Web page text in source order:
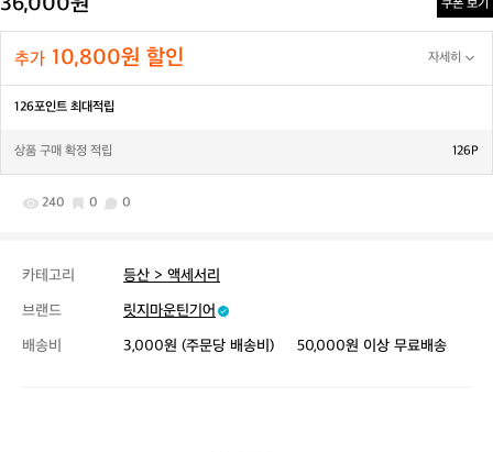
쿠폰 보기
추가 10,800원 할인 자세히
126포인트 최대적립
상품 구매 확정 적립 126P
240 0 0
카테고리
등산 > 액세서리
브랜드
릿지마운틴기어
배송비
3,000원 (주문당 배송비) 50,000원 이상 무료배송